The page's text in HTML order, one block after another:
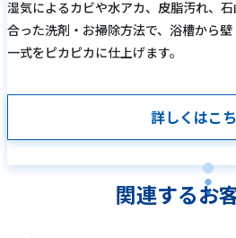
湿気によるカビや水アカ、皮脂汚れ、
合った洗剤・お掃除方法で、浴槽から
一式をピカピカに仕上げます。
詳しくはこ
関連するお